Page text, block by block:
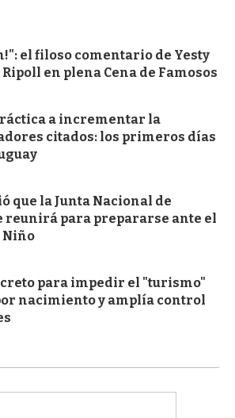
el filoso comentario de Yesty
en plena Cena de Famosos
a incrementar la
citados: los primeros días
que la Junta Nacional de
reunirá para prepararse ante el
Niño
para impedir el "turismo"
nacimiento y amplía control